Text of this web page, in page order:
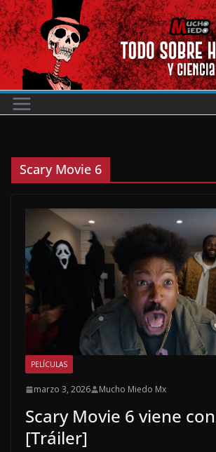
Saltar
al
contenido
Scary Movie 6
PELÍCULAS
marzo 3, 2026 Mucho Miedo Mx
Scary Movie 6 viene
[Tráiler]